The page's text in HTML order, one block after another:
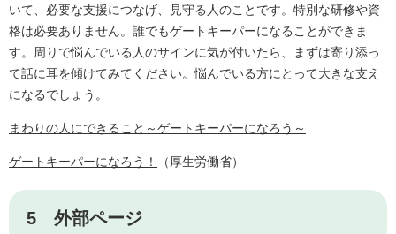
いて、必要な支援につなげ、見守る人のことです。特別な研修や資
格は必要ありません。誰でもゲートキーパーになることができま
す。周りで悩んでいる人のサインに気が付いたら、まずは寄り添っ
て話に耳を傾けてみてください。悩んでいる方にとって大きな支え
になるでしょう。
まわりの人にできること～ゲートキーパーになろう～
ゲートキーパーになろう！ （厚生労働省）
5 外部ページ